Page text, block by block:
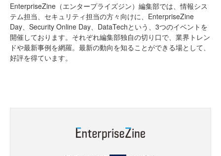
EnterpriseZine（エンタープライズジン）編集部では、情報シス
テム担当、セキュリティ担当の方々向けに、EnterpriseZine
Day、Security Online Day、DataTechという、3つのイベントを
開催しております。それぞれ編集部独自の切り口で、業界トレン
ドや最新事例を網羅。最新の動向を知ることができる場として、
好評を得ています。